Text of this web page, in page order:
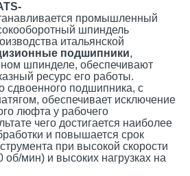
промышленный
шпиндель
итальянской
подшипники,
шпинделе, обеспечивают
ресурс его работы.
сдвоенного подшипника, с
обеспечивает исключение
люфта у рабочего
чего достигается наиболее
и повышается срок
при высокой скорости
мин) и высоких нагрузках на